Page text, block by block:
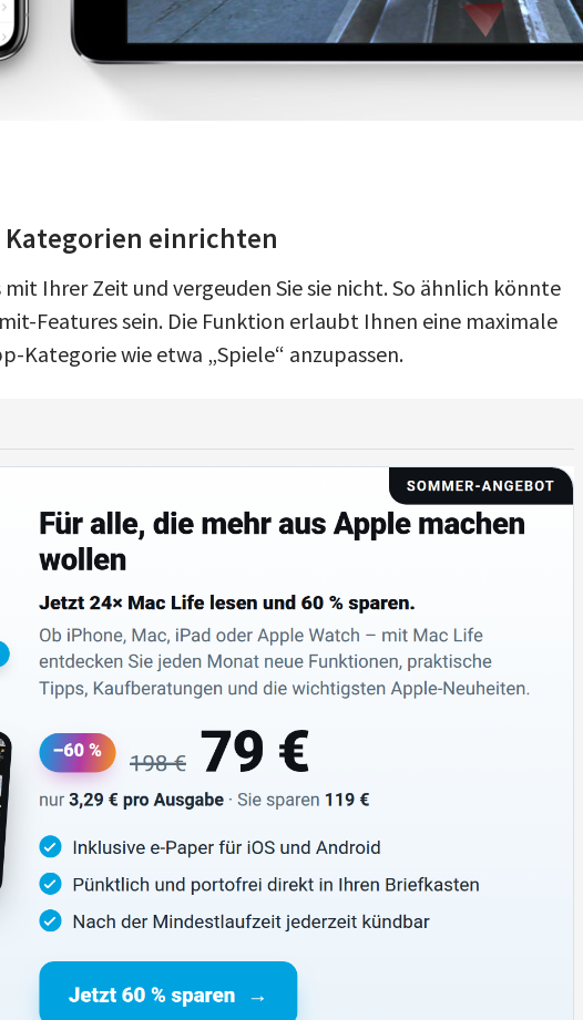
Kategorien einrichten
mit Ihrer Zeit und vergeuden Sie sie nicht. So ähnlich könnte
Features sein. Die Funktion erlaubt Ihnen eine maximale
Kategorie wie etwa „Spiele“ anzupassen.